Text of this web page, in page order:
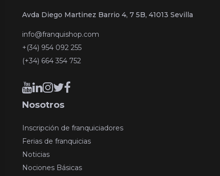
Avda Diego Martinez Barrio 4, 7 5B, 41013 Sevilla
info@franquishop.com
+(34) 954 092 255
(+34) 664 354 752
Nosotros
Inscripción de franquiciadores
Ferias de franquicias
Noticias
Nociones Básicas